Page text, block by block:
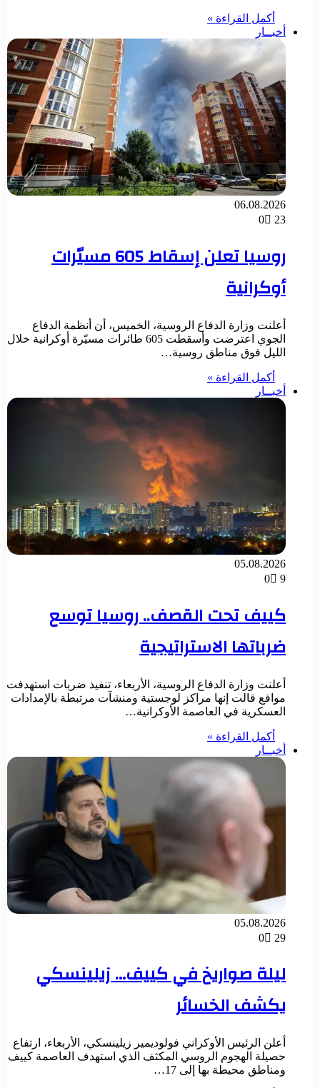
أكمل القراءة »
أخبــار
06.08.2026
0
23
روسيا تعلن إسقاط 605 مسيّرات
أوكرانية
أعلنت وزارة الدفاع الروسية، الخميس، أن أنظمة الدفاع
الجوي اعترضت وأسقطت 605 طائرات مسيّرة أوكرانية خلال
الليل فوق مناطق روسية…
أكمل القراءة »
أخبــار
05.08.2026
0
9
كييف تحت القصف.. روسيا توسع
ضرباتها الاستراتيجية
أعلنت وزارة الدفاع الروسية، الأربعاء، تنفيذ ضربات استهدفت
مواقع قالت إنها مراكز لوجستية ومنشآت مرتبطة بالإمدادات
العسكرية في العاصمة الأوكرانية…
أكمل القراءة »
أخبــار
05.08.2026
0
29
ليلة صواريخ في كييف… زيلينسكي
يكشف الخسائر
أعلن الرئيس الأوكراني فولوديمير زيلينسكي، الأربعاء، ارتفاع
حصيلة الهجوم الروسي المكثف الذي استهدف العاصمة كييف
ومناطق محيطة بها إلى 17…